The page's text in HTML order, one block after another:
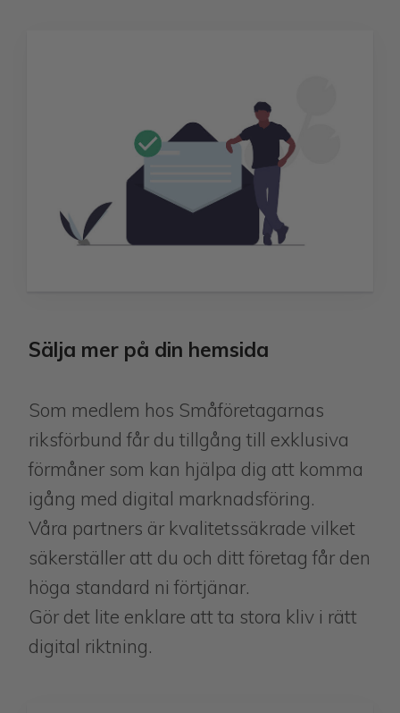
Sälja mer på din hemsida​​​​​​​
Som medlem hos Småföretagarnas
riksförbund får du tillgång till exklusiva
förmåner som kan hjälpa dig att komma
igång med digital marknadsföring.
Våra partners är kvalitetssäkrade vilket
säkerställer att du och ditt företag får den
höga standard ni förtjänar.
Gör det lite enklare att ta stora kliv i rätt
digital riktning.